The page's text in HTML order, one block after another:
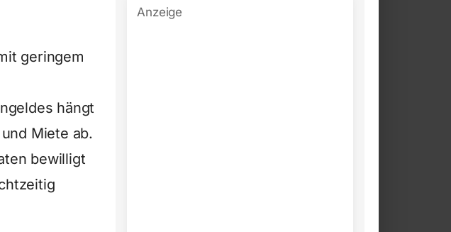
geringem
hängt
Miete ab.
bewilligt
Anzeige